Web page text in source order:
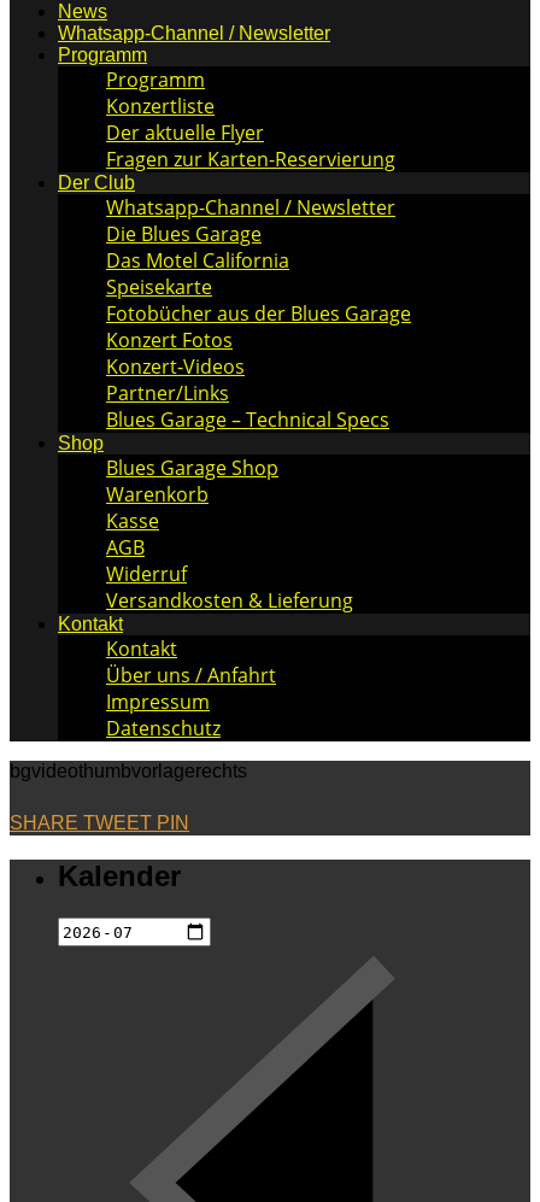
News
Whatsapp-Channel / Newsletter
Programm
Programm
Konzertliste
Der aktuelle Flyer
Fragen zur Karten-Reservierung
Der Club
Whatsapp-Channel / Newsletter
Die Blues Garage
Das Motel California
Speisekarte
Fotobücher aus der Blues Garage
Konzert Fotos
Konzert-Videos
Partner/Links
Blues Garage – Technical Specs
Shop
Blues Garage Shop
Warenkorb
Kasse
AGB
Widerruf
Versandkosten & Lieferung
Kontakt
Kontakt
Über uns / Anfahrt
Impressum
Datenschutz
bgvideothumbvorlagerechts
SHARE TWEET PIN
Kalender